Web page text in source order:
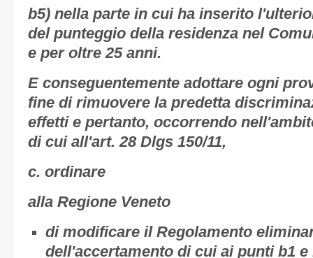
b5) nella parte in cui ha inserito
del punteggio della residenza nel
e per oltre 25 anni.
E conseguentemente adottare ogni
fine di rimuovere la predetta
effetti e pertanto, occorrendo
di cui all'art. 28 Dlgs 150/11,
c. ordinare
alla Regione Veneto
di modificare il Regolamento
dell'accertamento di cui ai punti b1